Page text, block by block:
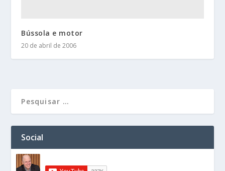
Bússola e motor
20 de abril de 2006
Social